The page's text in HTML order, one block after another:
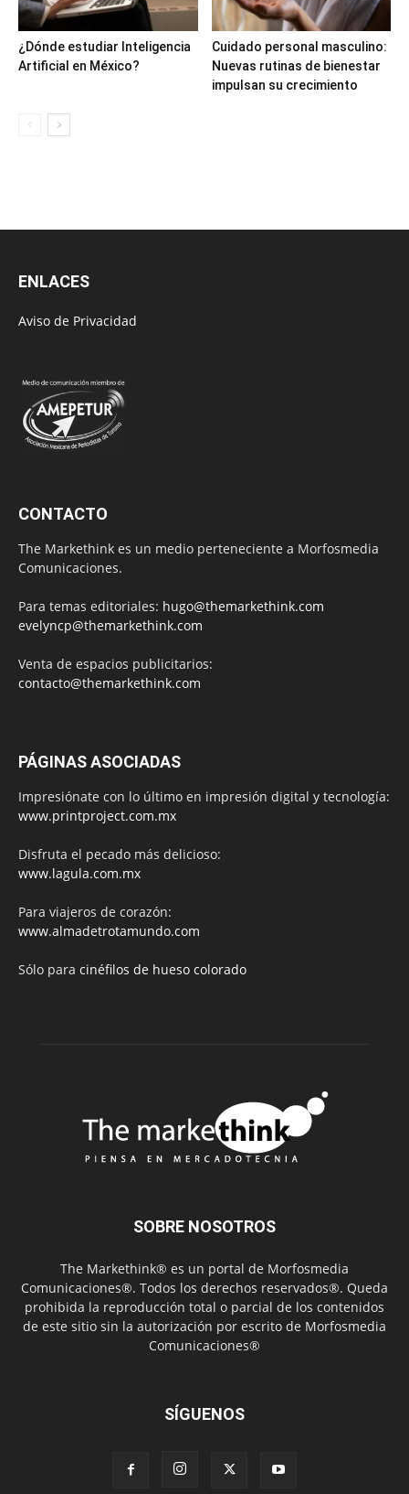
¿Dónde estudiar Inteligencia
Artificial en México?
Cuidado personal masculino:
Nuevas rutinas de bienestar
impulsan su crecimiento
ENLACES
Aviso de Privacidad
CONTACTO
The Markethink es un medio perteneciente a Morfosmedia
Comunicaciones.
Para temas editoriales: hugo@themarkethink.com
evelyncp@themarkethink.com
Venta de espacios publicitarios:
contacto@themarkethink.com
PÁGINAS ASOCIADAS
Impresiónate con lo último en impresión digital y tecnología:
www.printproject.com.mx
Disfruta el pecado más delicioso:
www.lagula.com.mx
Para viajeros de corazón:
www.almadetrotamundo.com
Sólo para cinéfilos de hueso colorado
SOBRE NOSOTROS
The Markethink® es un portal de Morfosmedia
Comunicaciones®. Todos los derechos reservados®. Queda
prohibida la reproducción total o parcial de los contenidos
de este sitio sin la autorización por escrito de Morfosmedia
Comunicaciones®
SÍGUENOS